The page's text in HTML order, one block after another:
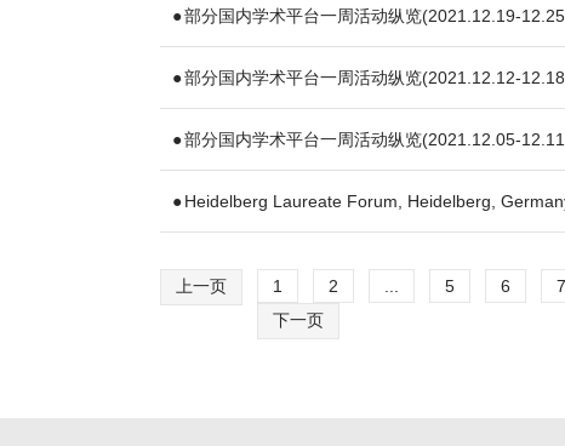
部分国内学术平台一周活动纵览(2021.12.19-
部分国内学术平台一周活动纵览(2021.12.12-
部分国内学术平台一周活动纵览(2021.12.05-
Heidelberg Laureate Forum, Heidelberg,
上一页 1 2 5 6 7
下一页